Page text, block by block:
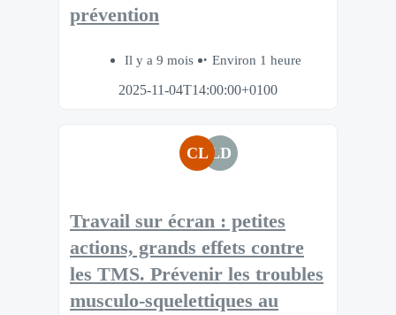
prévention​
Il y a 9 mois
Environ 1 heure
2025-11-04T14:00:00+0100
CL LD
Travail sur écran : petites
actions, grands effets contre
les TMS​. Prévenir les troubles
musculo-squelettiques au